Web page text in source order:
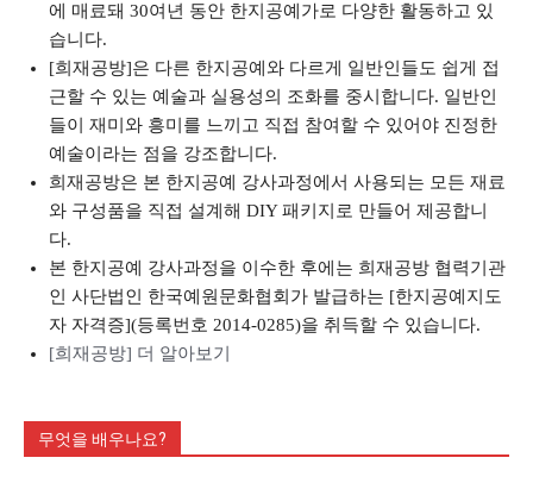
에 매료돼 30여년 동안 한지공예가로 다양한 활동하고 있
습니다.
[희재공방]은 다른 한지공예와 다르게 일반인들도 쉽게 접
근할 수 있는 예술과 실용성의 조화를 중시합니다. 일반인
들이 재미와 흥미를 느끼고 직접 참여할 수 있어야 진정한
예술이라는 점을 강조합니다.
희재공방은 본 한지공예 강사과정에서 사용되는 모든 재료
와 구성품을 직접 설계해 DIY 패키지로 만들어 제공합니
다.
본 한지공예 강사과정을 이수한 후에는 희재공방 협력기관
인 사단법인 한국예원문화협회가 발급하는 [한지공예지도
자 자격증](등록번호 2014-0285)을 취득할 수 있습니다.
[희재공방] 더 알아보기
무엇을 배우나요?